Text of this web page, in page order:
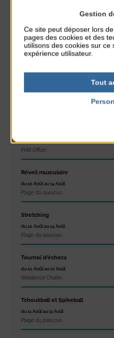
Glisse & Environnement
du 9 Août au 9 Août
du 10 Août au 16 Août
Petit Office
Réveil musculaire
du 10 Août au 14 Août
Plage du passous
Stretching
du 10 Août au 14 Août
Plage du passous
Tournoi d’échecs
du 10 Août au 10 Août
Résidence Challe
Tchoukball et Spikeball
du 11 Août au 11 Août
Plage du passous
Gestion
Ce site peut déposer lors
pages des cookies et des
utilisons des cookies sur ce
expérience utilisateur.
Tout